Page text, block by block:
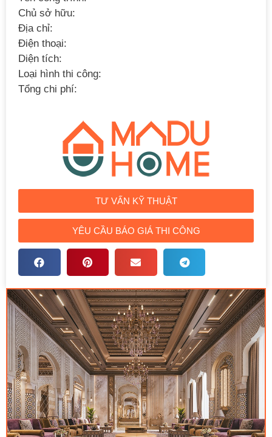
Chủ sở hữu:
Địa chỉ:
Điện thoại:
Diện tích:
Loại hình thi công:
Tổng chi phí:
TƯ VẤN KỸ THUẬT
YÊU CẦU BÁO GIÁ THI CÔNG